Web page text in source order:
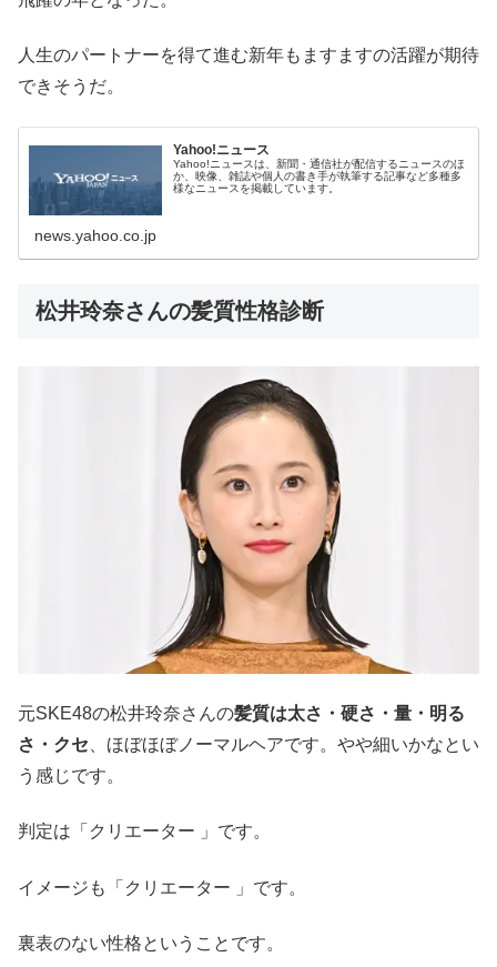
人生のパートナーを得て進む新年もますますの活躍が期待
できそうだ。
Yahoo!ニュース
Yahoo!ニュースは、新聞・通信社が配信するニュースのほ
か、映像、雑誌や個人の書き手が執筆する記事など多種多
様なニュースを掲載しています。
news.yahoo.co.jp
松井玲奈さんの髪質性格診断
元SKE48の松井玲奈さんの髪質は太さ・硬さ・量・明る
さ・クセ 、ほぼほぼノーマルヘアです。やや細いかなとい
う感じです。
判定は「クリエーター 」です。
イメージも「クリエーター 」です。
裏表のない性格ということです。